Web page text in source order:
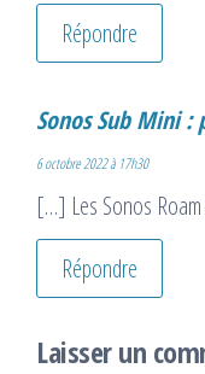
Répondre
Sonos Sub Mini :
6 octobre 2022 à 17h30
[…] Les Sonos
Répondre
Laisser un